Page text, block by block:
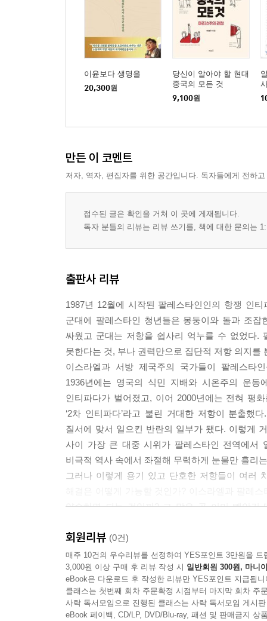
13장 팔레스타인과 아랍 혁명
스탈린주의의 유산 | 아랍의 노동계급 | 투쟁의 역
2000년 인티파다
두 국가 방안 | 오슬로로 가는 길 | “여러분이 심
때까지 협상한다?
참고 문헌
이윤보다 생명을
20,300원
당신이 알아야 할 현대
중국의 모든 것
9,100원
만든 이 코멘트
저자, 역자, 편집자를 위한 공간입니다. 독자들에게 전하
접수된 글은 확인을 거쳐 이 곳에 게재됩니다.
독자 분들의 리뷰는 리뷰 쓰기를, 책에 대한 문의는
출판사 리뷰
1987년 12월에 시작된 팔레스타인인의 항쟁 인
군대에 팔레스타인 청년들은 몽둥이와 돌과 조
싸웠고 군대는 저항을 쉽사리 억누를 수 없었다.
못한다는 것, 부나 권력만으로 집단적 저항 의지
이스라엘과 서방 제국주의 국가들이 팔레스타
1936년에는 영국의 식민 지배와 시온주의 운
인티파다가 벌어졌고, 이어 2000년에는 전혀 평
‘2차 인티파다’라고 불린 거대한 저항이 분출했
질서에 맞서 일으킨 반란의 일부가 됐다. 이렇게
사이 가장 큰 대중 시위가 팔레스타인 전역에서
비극적 역사 속에서 좌절해 무력하게 눈물만 흘리
그러나 이렇게 용기 있고 단호한 저항들이 여러
약속하면 되는 것일까? 그 말은 곧 이미 빼앗긴
이 책의 저자 필립 마플릿은 1987년 항쟁(‘1차
제국주의의 역사라는 맥락 속에서만 팔레스타인
제국주의에 봉사해 왔다. 이 책은 시온주의 이스
팔레스타인인들의 초기 대응을 살펴본다. 또한
검토하고, 현대 팔레스타인 민족주의 운동의 출
성과와 한계도 고찰한다. 또 팔레스타인 해방
회원리뷰 (0건)
매주 10건의 우수리뷰를 선정하여 YES포인트 3만원을 드
3,000원 이상 구매 후 리뷰 작성 시 일반회원 300원, 마니
eBook은 다운로드 후 작성한 리뷰만 YES포인트 지급됩니
클래스는 첫번째 회차 주문확정 시점부터 마지막 회차 주
사락 독서모임으로 진행된 클래스는 사락 독서모임 게시
eBook 페이백, CD/LP, DVD/Blu-ray, 패션 및 판매금지 상